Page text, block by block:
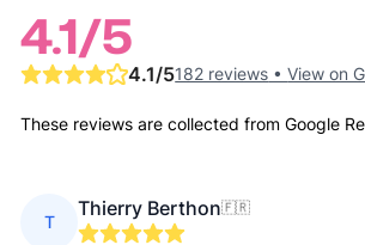
4.1/5
4.1/5182 reviews •View on
These reviews are collected from Google
T
Thierry Berthon🇫🇷